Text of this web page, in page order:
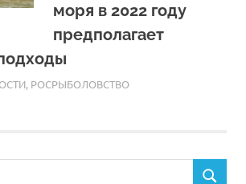
моря в 2022 году
предполагает
, РОСРЫБОЛОВСТВО